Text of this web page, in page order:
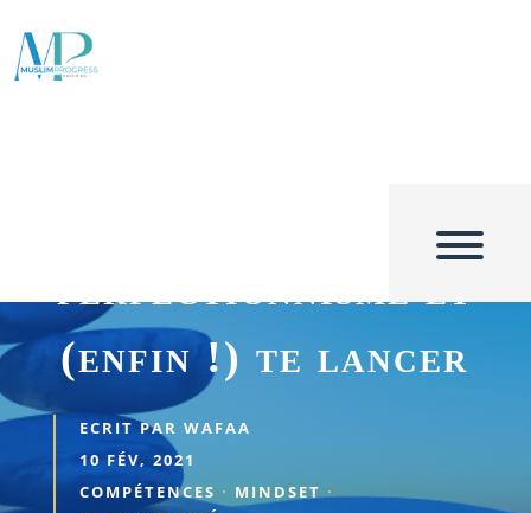
lutter contre le
perfectionnisme et
(enfin !) te lancer
ECRIT PAR WAFAA
10 FÉV, 2021
COMPÉTENCES · MINDSET ·